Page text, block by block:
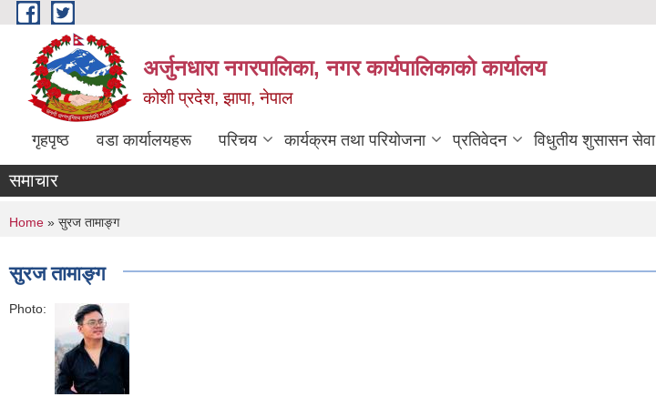
Skip to main content
अर्जुनधारा नगरपालिका, नगर कार्यपालिकाको कार्यालय
कोशी प्रदेश, झापा, नेपाल
गृहपृष्ठ वडा कार्यालयहरू परिचय कार्यक्रम तथा परियोजना प्रतिवेदन विधुतीय शुसासन सेवा
समाचार
You are here
Home » सुरज तामाङ्ग
सुरज तामाङ्ग
Photo: